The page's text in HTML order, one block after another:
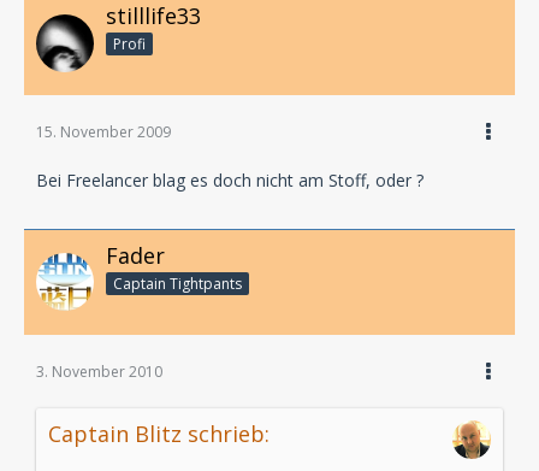
stilllife33
Profi
15. November 2009
Bei Freelancer blag es doch nicht am Stoff, oder ?
Fader
Captain Tightpants
3. November 2010
Captain Blitz schrieb: